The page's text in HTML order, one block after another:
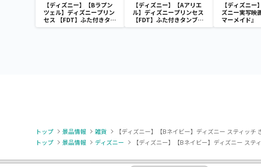
【ディズニー】【Bラプン
ツェル】ディズニープリン
セス 【FDT】ふた付きタン
ブラー
【ディズニー】【Aアリエ
ル】ディズニープリンセス
【FDT】ふた付きタンブラ
ー
【ディズニー
ズニー実写映
マーメイド
畳みボックス
トップ 景品情報 雑貨
【ディズニー】【Bネイビー】ディズニー スティッ
トップ
景品情報 ディズニー 【ディズニー】【Bネイビー】ディズニー ス